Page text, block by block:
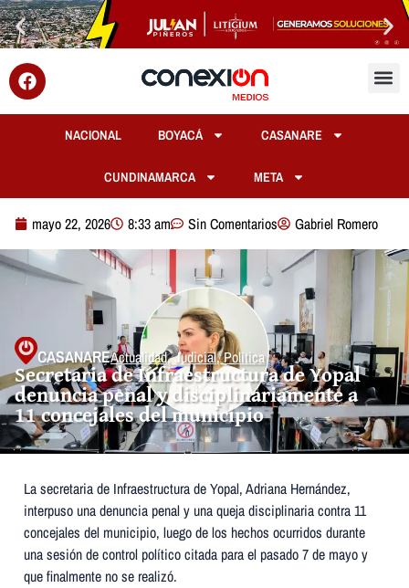
NACIONAL BOYACÁ CASANARE
CUNDINAMARCA META
mayo 22, 2026 8:33 am Sin Comentarios Gabriel Romero
CASANAREActualidad,Judicial,Política
Secretaria de Infraestructura de Yopal
denuncia penal y disciplinariamente a
11 concejales del municipio
La secretaria de Infraestructura de Yopal, Adriana Hernández,
interpuso una denuncia penal y una queja disciplinaria contra 11
concejales del municipio, luego de los hechos ocurridos durante
una sesión de control político citada para el pasado 7 de mayo y
que finalmente no se realizó.